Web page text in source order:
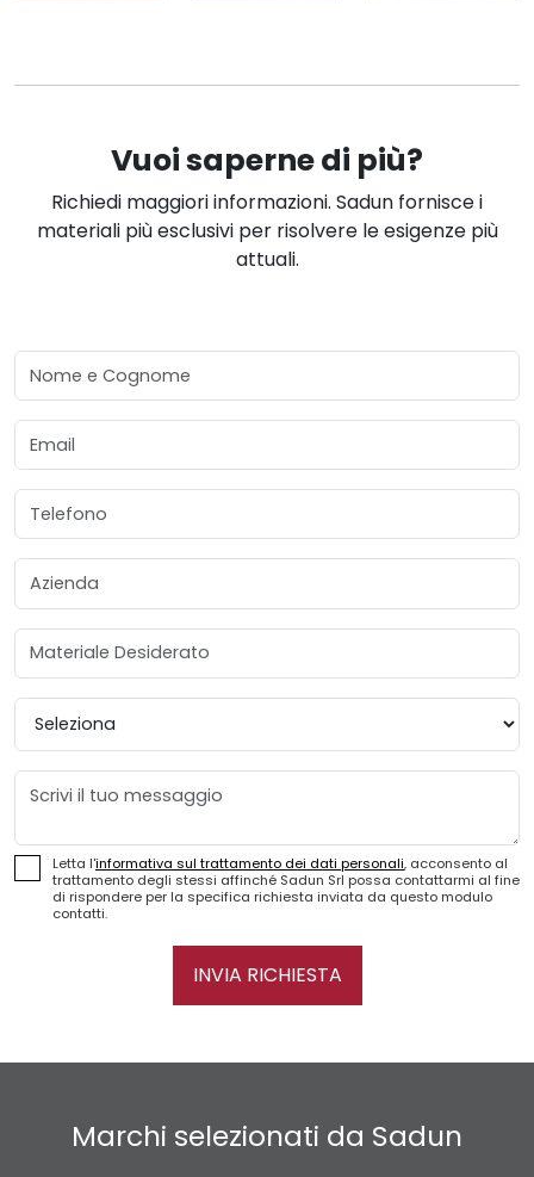
Vuoi saperne di più?
Richiedi maggiori informazioni. Sadun fornisce i
materiali più esclusivi per risolvere le esigenze più
attuali.
Nome e Cognome
Email
Telefono
Azienda
Materiale Desiderato
Provincia
Messaggio
Letta l'informativa sul trattamento dei dati personali, acconsento al
trattamento degli stessi affinché Sadun Srl possa contattarmi al fine
di rispondere per la specifica richiesta inviata da questo modulo
contatti.
INVIA RICHIESTA
Marchi selezionati da Sadun